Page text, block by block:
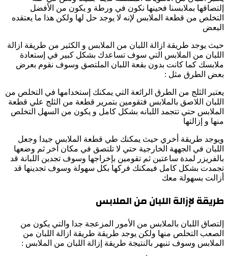
إلتصاقها بملابسنا فحينها نكون في ورطة و يكون من الأفضل
التخلص من قطعة الملابس لإنه لا يوجد حل لها ولكن هذا ما يعتقده
البعض
حيث يوجد طريقة ازالة اللبان من الملابس و الكثير من طريقة ازالة
اللبان من الملابس التي سوف تساعدك بشكل كبير في إستعادة
ملابسك كما كانت بدون بقعة اللبان الملتصق وسوف نقوم بعرض
بعض الطرق مثل :
يعتبر الثلج من الطرق الرائعة التي يمكنك إستخدامها في التخلص من
اللبان اللاصق بالملابس فتقومين بتمرير قطعة من الثلج علي قطعة
الملابس حتي تتجمد اللبانه بشكل كامل و يكون من السهل التخلص
منها و إزالتها
ويوجد طريقة أخري حيث يمكنك طي قطعة الملابس جيدا وجعل
اللبان في الجههة الخارجية حتي لا تلتصق في مكان آخر ثم وضعها
بالفريزر لمدة ساعتين ثم تقومين بإخراجها وسوف تجدين اللبانة قد
تجمدت بشكل كامل فيمكنك فركها بكل سهولة وسوف تجدينها قد
أزالت بسهولة معك
طريقة لإزالة اللبان من الملابس
إلتصاق اللبان بالملابس من الأمور المزعجة جدا والتي يكون من
الصعب التخلص منها ولكن يوجد طريقة طريقة ازالة اللبان من
الملابس وسوف تنبهر بالنتيجة طريقة إزالة اللبان من الملابس :